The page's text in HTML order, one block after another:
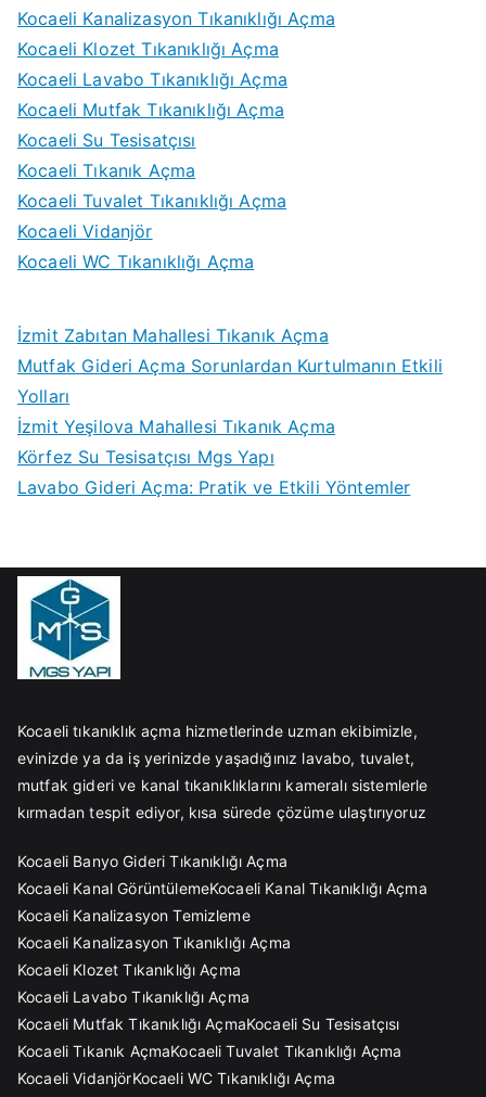
Kocaeli Kanalizasyon Tıkanıklığı Açma
Kocaeli Klozet Tıkanıklığı Açma
Kocaeli Lavabo Tıkanıklığı Açma
Kocaeli Mutfak Tıkanıklığı Açma
Kocaeli Su Tesisatçısı
Kocaeli Tıkanık Açma
Kocaeli Tuvalet Tıkanıklığı Açma
Kocaeli Vidanjör
Kocaeli WC Tıkanıklığı Açma
İzmit Zabıtan Mahallesi Tıkanık Açma
Mutfak Gideri Açma Sorunlardan Kurtulmanın Etkili
Yolları
İzmit Yeşilova Mahallesi Tıkanık Açma
Körfez Su Tesisatçısı Mgs Yapı
Lavabo Gideri Açma: Pratik ve Etkili Yöntemler
Kocaeli tıkanıklık açma hizmetlerinde uzman ekibimizle,
evinizde ya da iş yerinizde yaşadığınız lavabo, tuvalet,
mutfak gideri ve kanal tıkanıklıklarını kameralı sistemlerle
kırmadan tespit ediyor, kısa sürede çözüme ulaştırıyoruz
Kocaeli Banyo Gideri Tıkanıklığı Açma
Kocaeli Kanal GörüntülemeKocaeli Kanal Tıkanıklığı Açma
Kocaeli Kanalizasyon Temizleme
Kocaeli Kanalizasyon Tıkanıklığı Açma
Kocaeli Klozet Tıkanıklığı Açma
Kocaeli Lavabo Tıkanıklığı Açma
Kocaeli Mutfak Tıkanıklığı AçmaKocaeli Su Tesisatçısı
Kocaeli Tıkanık AçmaKocaeli Tuvalet Tıkanıklığı Açma
Kocaeli VidanjörKocaeli WC Tıkanıklığı Açma